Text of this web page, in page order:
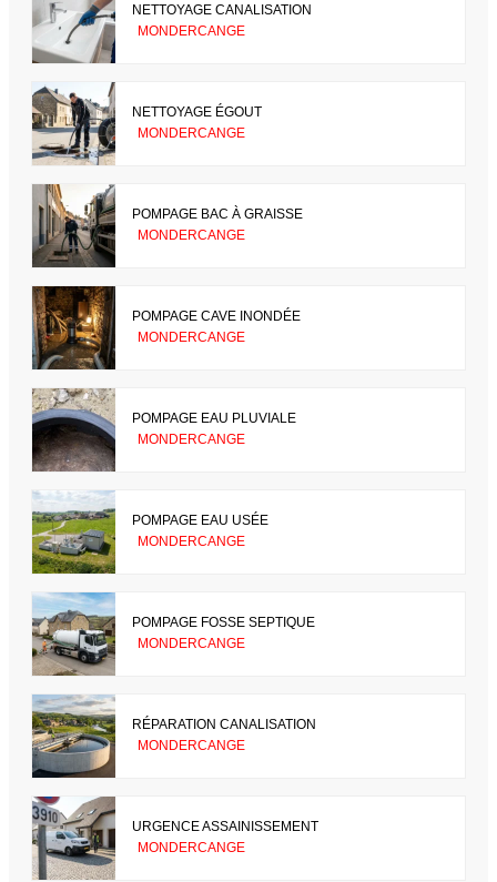
NETTOYAGE CANALISATION
MONDERCANGE
NETTOYAGE ÉGOUT
MONDERCANGE
POMPAGE BAC À GRAISSE
MONDERCANGE
POMPAGE CAVE INONDÉE
MONDERCANGE
POMPAGE EAU PLUVIALE
MONDERCANGE
POMPAGE EAU USÉE
MONDERCANGE
POMPAGE FOSSE SEPTIQUE
MONDERCANGE
RÉPARATION CANALISATION
MONDERCANGE
URGENCE ASSAINISSEMENT
MONDERCANGE